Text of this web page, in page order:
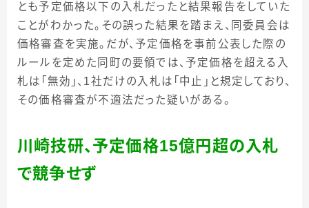
とも予定価格以下の入札だったと結果報告をしていた
ことがわかった。その誤った結果を踏まえ、同委員会は
価格審査を実施。だが、予定価格を事前公表した際の
ルールを定めた同町の要領では、予定価格を超える入
札は「無効」、 1社だけの入札は「中止」と規定しており、
その価格審査が不適法だった疑いがある。
川崎技研、予定価格15億円超の入札
で競争せず